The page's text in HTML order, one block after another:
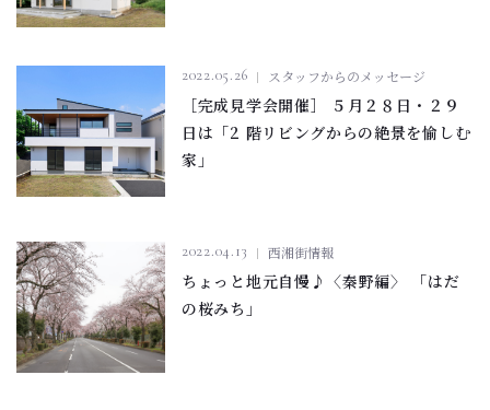
2022.05.26 スタッフからのメッセージ
［完成見学会開催］ ５月２８日・２９
日は「2 階リビングからの絶景を愉しむ
家」
2022.04.13 西湘街情報
ちょっと地元自慢♪〈秦野編〉 「はだ
の桜みち」￼